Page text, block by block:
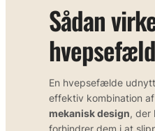
Sådan
En hvepsefælde
effektiv kombination af
mekanisk design, der
forhindrer dem i at